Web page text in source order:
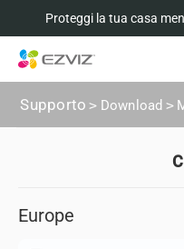
Proteggi la tua casa
Supporto > Download >
Europe